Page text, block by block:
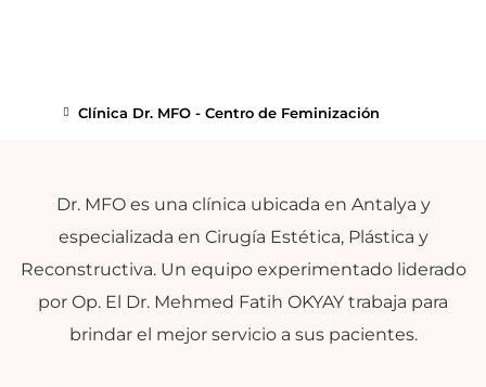
Clínica Dr. MFO - Centro de Feminización
Dr. MFO es una clínica ubicada en Antalya y
especializada en Cirugía Estética, Plástica y
Reconstructiva. Un equipo experimentado liderado
por Op. El Dr. Mehmed Fatih OKYAY trabaja para
brindar el mejor servicio a sus pacientes.